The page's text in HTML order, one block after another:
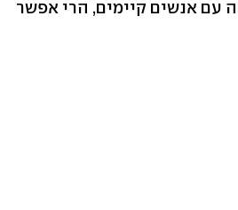
עם אנשים קיימים, הרי אפשר